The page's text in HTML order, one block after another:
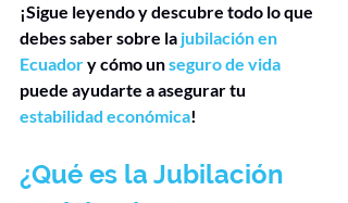
¡Sigue leyendo y descubre todo lo que
debes saber sobre la jubilación en
Ecuador y cómo un seguro de vida
puede ayudarte a asegurar tu
estabilidad económica!
¿Qué es la Jubilación